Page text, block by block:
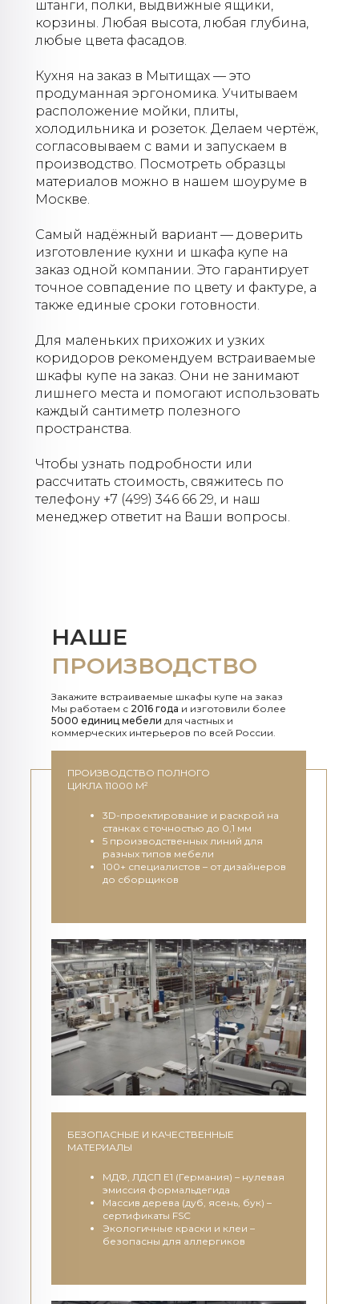
штанги, полки, выдвижные ящики,
корзины. Любая высота, любая глубина,
любые цвета фасадов.
Кухня на заказ в Мытищах — это
продуманная эргономика. Учитываем
расположение мойки, плиты,
холодильника и розеток. Делаем чертёж,
согласовываем с вами и запускаем в
производство. Посмотреть образцы
материалов можно в нашем шоуруме в
Москве.
Самый надёжный вариант — доверить
изготовление кухни и шкафа купе на
заказ одной компании. Это гарантирует
точное совпадение по цвету и фактуре, а
также единые сроки готовности.
Для маленьких прихожих и узких
коридоров рекомендуем встраиваемые
шкафы купе на заказ. Они не занимают
лишнего места и помогают использовать
каждый сантиметр полезного
пространства.
Чтобы узнать подробности или
рассчитать стоимость, свяжитесь по
телефону +7 (499) 346 66 29, и наш
менеджер ответит на Ваши вопросы.
НАШЕ
ПРОИЗВОДСТВО
Закажите встраиваемые шкафы купе на заказ
Мы работаем с 2016 года и изготовили более
5000 единиц мебели для частных и
коммерческих интерьеров по всей России.
ПРОИЗВОДСТВО ПОЛНОГО
ЦИКЛА 11000 М²
3D-проектирование и раскрой на
станках с точностью до 0,1 мм
5 производственных линий для
разных типов мебели
100+ специалистов – от дизайнеров
до сборщиков
БЕЗОПАСНЫЕ И КАЧЕСТВЕННЫЕ
МАТЕРИАЛЫ
МДФ, ЛДСП E1 (Германия) – нулевая
эмиссия формальдегида
Массив дерева (дуб, ясень, бук) –
сертификаты FSC
Экологичные краски и клеи –
безопасны для аллергиков